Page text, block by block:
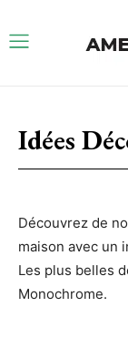
Idées
Découvrez de
maison avec un
Les plus belles
Monochrome.